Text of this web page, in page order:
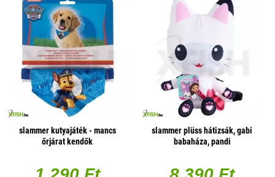
slammer kutyajáték - mancs
őrjárat kendők
slammer plüss hátizsák, gabi
babaháza, pandi